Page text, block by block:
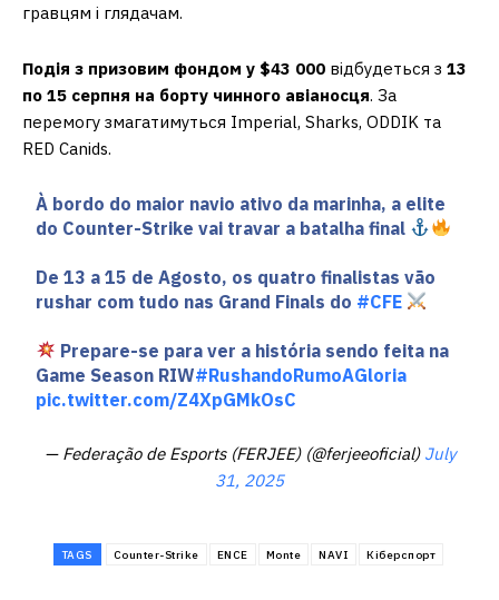
гравцям і глядачам.
Подія з призовим фондом у $43 000 відбудеться з 13
по 15 серпня на борту чинного авіаносця. За
перемогу змагатимуться Imperial, Sharks, ODDIK та
RED Canids.
À bordo do maior navio ativo da marinha, a elite
do Counter-Strike vai travar a batalha final
De 13 a 15 de Agosto, os quatro finalistas vão
rushar com tudo nas Grand Finals do #CFE
Prepare-se para ver a história sendo feita na
Game Season RIW#RushandoRumoAGloria
pic.twitter.com/Z4XpGMkOsC
— Federação de Esports (FERJEE) (@ferjeeoficial) July
31, 2025
TAGS Counter-Strike ENCE Monte NAVI Кіберспорт